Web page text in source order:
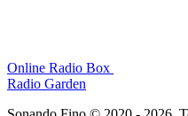
Online Radio Box
Radio Garden